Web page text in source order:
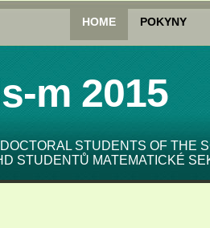
HOME POKYNY
m 2015
STUDENTS OF THE
STUDENTŮ MATEMATICKÉ